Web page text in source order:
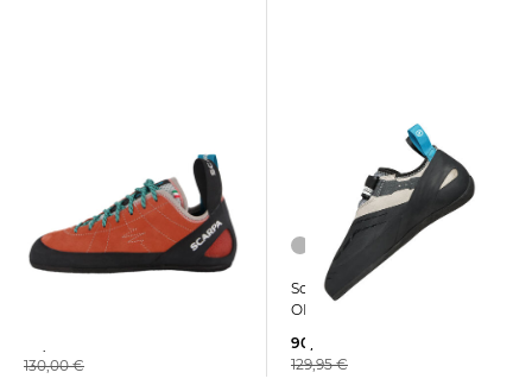
130,00 €
Scarpa | Kletterschuhe
ORIGIN VS
90,25 €
129,95 €